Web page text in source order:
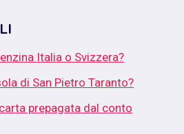
Italia o Svizzera?
di San Pietro Taranto?
prepagata dal conto